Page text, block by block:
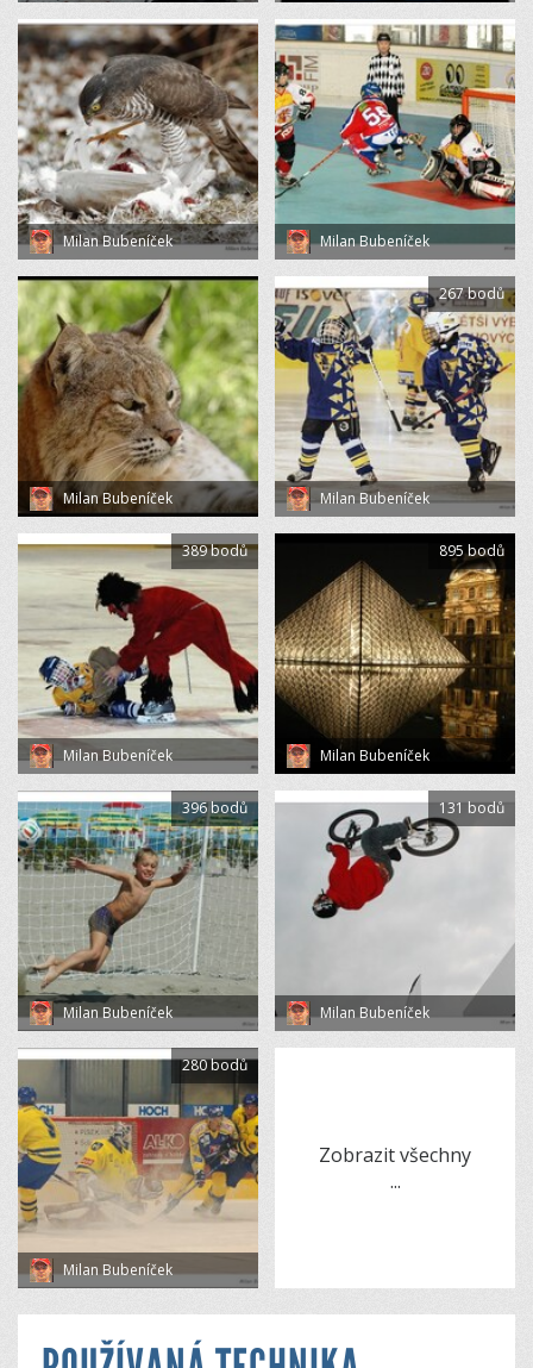
Milan Bubeníček Milan Bubeníček
Milan Bubeníček Milan Bubeníček
267 bodů
Milan Bubeníček
389 bodů
Milan Bubeníček
895 bodů
Milan Bubeníček
396 bodů
Milan Bubeníček
131 bodů
Milan Bubeníček
280 bodů
Zobrazit všechny
...